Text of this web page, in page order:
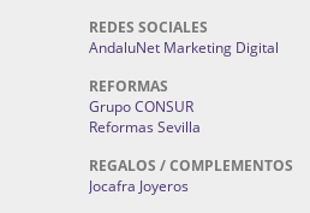
REDES SOCIALES
AndaluNet Marketing Digital
REFORMAS
Grupo CONSUR
Reformas Sevilla
REGALOS / COMPLEMENTOS
Jocafra Joyeros